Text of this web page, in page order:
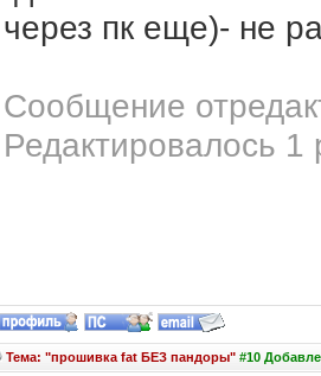
через пк еще)- не
Сообщение
Редактировалось 1
Тема: "прошивка fat БЕЗ пандоры"#10